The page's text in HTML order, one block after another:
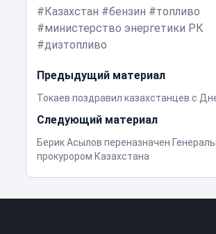
Казахстан
бензин
топливо
министерство энергетики РК
дизтопливо
Предыдущий материал
Токаев поздравил казахстанцев с
Следующий материал
Берик Асылов переназначен
прокурором Казахстана